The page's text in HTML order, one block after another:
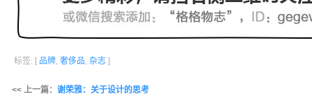
标签: [ 品牌 奢侈品 杂志 ]
<< 上一篇： 谢荣雅：关于设计的思考